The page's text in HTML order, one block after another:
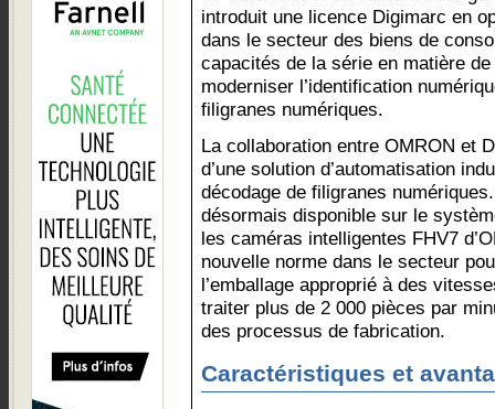
introduit une licence Digimarc en
dans le secteur des biens de
capacités de la série en matière
moderniser l’identification
filigranes numériques.
La collaboration entre OMRON et
d’une solution d’automatisation
décodage de filigranes
désormais disponible sur le
les caméras intelligentes FHV7
nouvelle norme dans le secteur
l’emballage approprié à des
traiter plus de 2 000 pièces par
des processus de fabrication.
Caractéristiques et